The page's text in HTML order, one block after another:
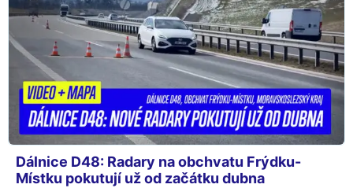
Dálnice D48: Radary na obchvatu Frýdku-
Místku pokutují už od začátku dubna